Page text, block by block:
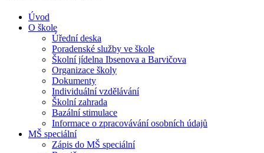
Úvod
O škole
Úřední deska
Poradenské služby ve škole
Školní jídelna Ibsenova a Barvičova
Organizace školy
Dokumenty
Individuální vzdělávání
Školní zahrada
Bazální stimulace
Informace o zpracovávání osobních údajů
MŠ speciální
Zápis do MŠ speciální